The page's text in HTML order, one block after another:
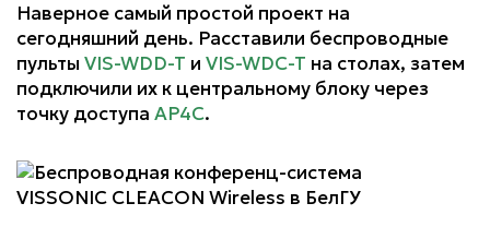
Наверное самый простой проект на
сегодняшний день. Расставили беспроводные
пульты VIS-WDD-T и VIS-WDC-T на столах, затем
подключили их к центральному блоку через
точку доступа AP4C.